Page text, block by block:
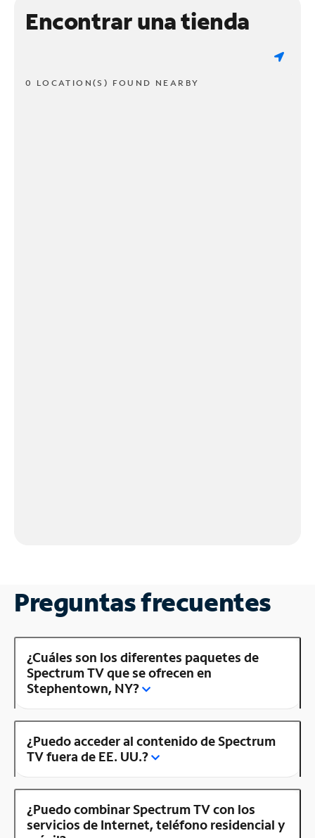
Encontrar una tienda
0 LOCATION(S) FOUND NEARBY
Preguntas frecuentes
¿Cuáles son los diferentes paquetes de
Spectrum TV que se ofrecen en
Stephentown, NY?
¿Puedo acceder al contenido de Spectrum
TV fuera de EE. UU.?
¿Puedo combinar Spectrum TV con los
servicios de Internet, teléfono residencial y